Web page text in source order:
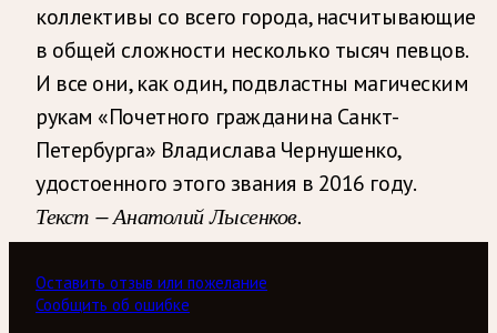
коллективы со всего города, насчитывающие
в общей сложности несколько тысяч певцов.
И все они, как один, подвластны магическим
рукам «Почетного гражданина Санкт-
Петербурга» Владислава Чернушенко,
удостоенного этого звания в 2016 году.
Текст — Анатолий Лысенков.
Оставить отзыв или пожелание
Сообщить об ошибке